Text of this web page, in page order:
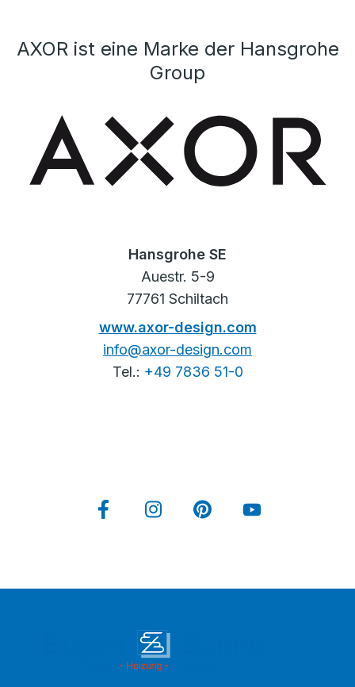
AXOR ist eine Marke der Hansgrohe
Group
Hansgrohe SE
Auestr. 5-9
77761 Schiltach
www.axor-design.com
info@axor-design.com
Tel.: +49 7836 51-0